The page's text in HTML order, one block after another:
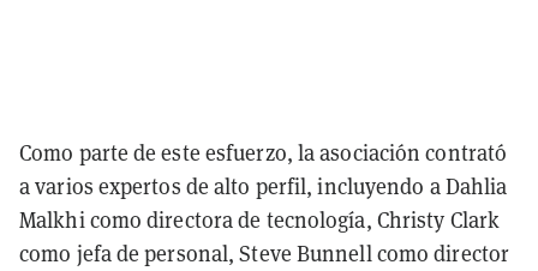
Como parte de este esfuerzo, la asociación contrató
a varios expertos de alto perfil, incluyendo a Dahlia
Malkhi como directora de tecnología, Christy Clark
como jefa de personal, Steve Bunnell como director